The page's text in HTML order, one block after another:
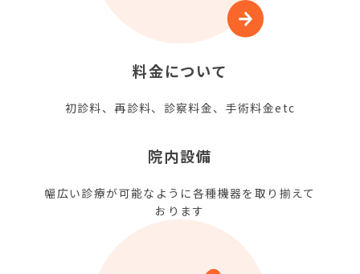
料金について
初診料、再診料、診察料金、手術料金etc
院内設備
幅広い診療が可能なように各種機器を取り揃えて
おります